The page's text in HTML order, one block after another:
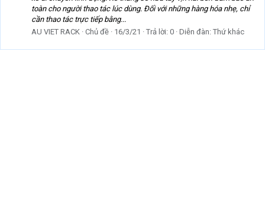
toàn cho người thao tác lúc dùng. Đối với những hàng hóa nhẹ, chỉ
cần thao tác trực tiếp bằng...
AU VIET RACK Chủ đề 16/3/21 Trả lời: 0 Diễn đàn: Thứ khác